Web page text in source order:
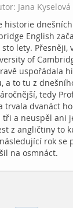
Jana Kyselová
historie dnešních
English
lety. Přesněji,
of
uspořádala
a to tu z
tedy
trvala dvanáct
a neuspěl ani
z angličtiny to
rok se
na osmnáct.